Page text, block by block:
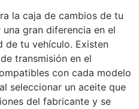
la caja de cambios de tu
gran diferencia en el
de tu vehículo. Existen
transmisión en el
con cada modelo
seleccionar un aceite que
del fabricante y se